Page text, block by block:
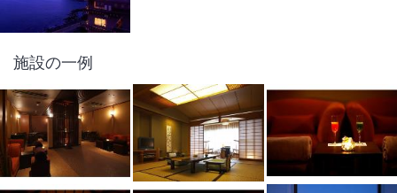
施設の一例